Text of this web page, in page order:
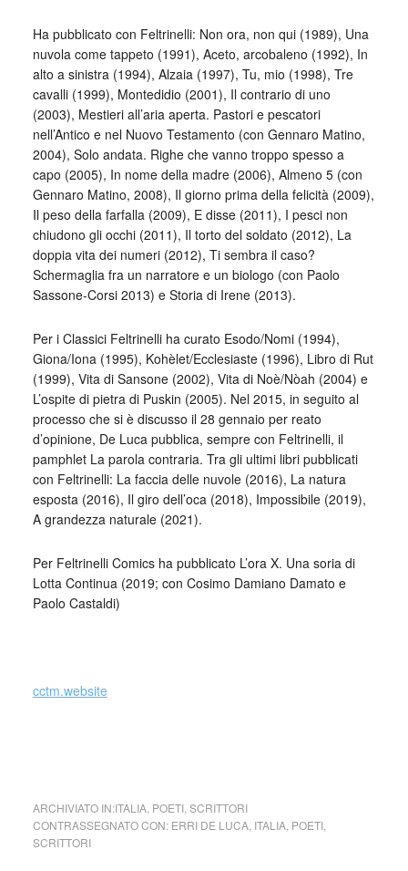
Ha pubblicato con Feltrinelli: Non ora, non qui (1989), Una
nuvola come tappeto (1991), Aceto, arcobaleno (1992), In
alto a sinistra (1994), Alzaia (1997), Tu, mio (1998), Tre
cavalli (1999), Montedidio (2001), Il contrario di uno
(2003), Mestieri all’aria aperta. Pastori e pescatori
nell’Antico e nel Nuovo Testamento (con Gennaro Matino,
2004), Solo andata. Righe che vanno troppo spesso a
capo (2005), In nome della madre (2006), Almeno 5 (con
Gennaro Matino, 2008), Il giorno prima della felicità (2009),
Il peso della farfalla (2009), E disse (2011), I pesci non
chiudono gli occhi (2011), Il torto del soldato (2012), La
doppia vita dei numeri (2012), Ti sembra il caso?
Schermaglia fra un narratore e un biologo (con Paolo
Sassone-Corsi 2013) e Storia di Irene (2013).
Per i Classici Feltrinelli ha curato Esodo/Nomi (1994),
Giona/Iona (1995), Kohèlet/Ecclesiaste (1996), Libro di Rut
(1999), Vita di Sansone (2002), Vita di Noè/Nòah (2004) e
L’ospite di pietra di Puskin (2005). Nel 2015, in seguito al
processo che si è discusso il 28 gennaio per reato
d’opinione, De Luca pubblica, sempre con Feltrinelli, il
pamphlet La parola contraria. Tra gli ultimi libri pubblicati
con Feltrinelli: La faccia delle nuvole (2016), La natura
esposta (2016), Il giro dell’oca (2018), Impossibile (2019),
A grandezza naturale (2021).
Per Feltrinelli Comics ha pubblicato L’ora X. Una soria di
Lotta Continua (2019; con Cosimo Damiano Damato e
Paolo Castaldi)
cctm.website
ARCHIVIATO IN:ITALIA, POETI, SCRITTORI
CONTRASSEGNATO CON: ERRI DE LUCA, ITALIA, POETI,
SCRITTORI